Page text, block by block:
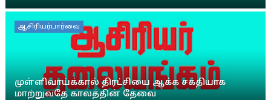
ஆசிரியர்பார்வை
முள்ளிவாய்க்கால் திரட்சியை ஆக்க சக்தியாக
மாற்றுவதே காலத்தின் தேவை